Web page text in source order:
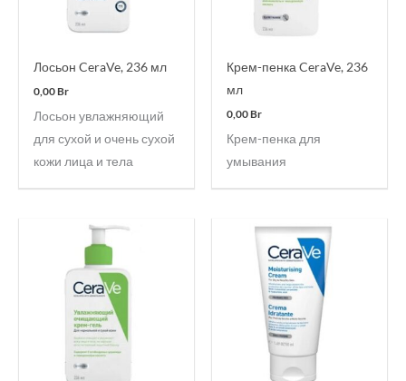
Лосьон CeraVe, 236 мл
0,00Br
Лосьон увлажняющий
для сухой и очень сухой
кожи лица и тела
Крем-пенка CeraVe, 236
мл
0,00Br
Крем-пенка для
умывания